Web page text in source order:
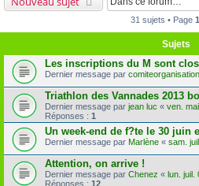
31 sujets • Page 1
Sujets
Les inscriptions du M sont
Dernier message par
Triathlon des Vannades 2013
Dernier message par jean luc « ven.
Réponses : 1
Un week-end de f?te le 30 juin
Dernier message par Marlène « sam.
Attention, on arrive !
Dernier message par Chenez « lun. juil.
Réponses : 12